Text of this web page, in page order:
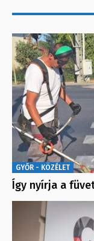
GYŐR - KÖZÉLET
Így nyírja a